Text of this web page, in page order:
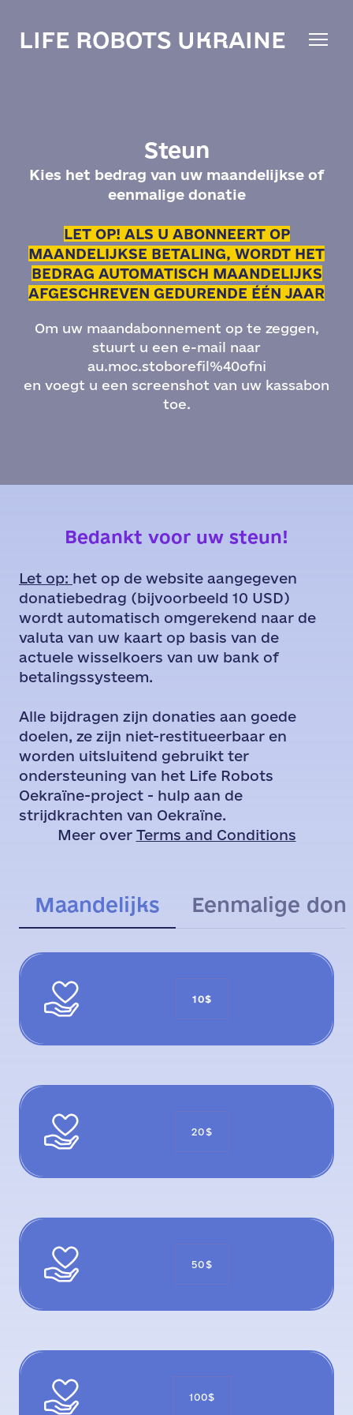
LIFE ROBOTS UKRAINE
Steun
Kies het bedrag van uw maandelijkse of
eenmalige donatie
LET OP! ALS U ABONNEERT OP
MAANDELIJKSE BETALING, WORDT HET
BEDRAG AUTOMATISCH MAANDELIJKS
AFGESCHREVEN GEDURENDE ÉÉN JAAR
Om uw maandabonnement op te zeggen,
stuurt u een e-mail naar
au.moc.stoborefil%40ofni
en voegt u een screenshot van uw kassabon
toe.
Bedankt voor uw steun!
Let op: het op de website aangegeven
donatiebedrag (bijvoorbeeld 10 USD)
wordt automatisch omgerekend naar de
valuta van uw kaart op basis van de
actuele wisselkoers van uw bank of
betalingssysteem.
Alle bijdragen zijn donaties aan goede
doelen, ze zijn niet-restitueerbaar en
worden uitsluitend gebruikt ter
ondersteuning van het Life Robots
Oekraïne-project - hulp aan de
strijdkrachten van Oekraïne.
Meer over Terms and Conditions
Maandelijks Eenmalige
10$
20$
50$
100$